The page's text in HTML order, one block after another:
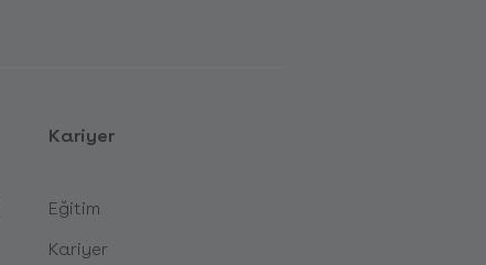
Kariyer
Eğitim
Kariyer